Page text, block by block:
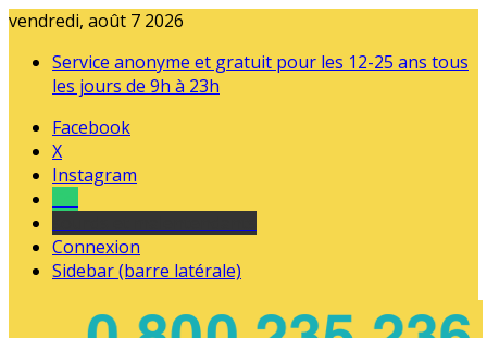
vendredi, août 7 2026
Service anonyme et gratuit pour les 12-25 ans tous
les jours de 9h à 23h
Facebook
X
Instagram
Connexion
Sidebar (barre latérale)